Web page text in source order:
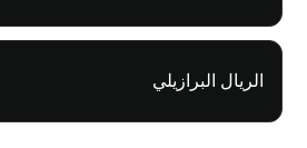
الريال البرازيلي